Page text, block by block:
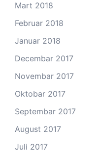
Mart 2018
Februar 2018
Januar 2018
Decembar 2017
Novembar 2017
Oktobar 2017
Septembar 2017
August 2017
Juli 2017